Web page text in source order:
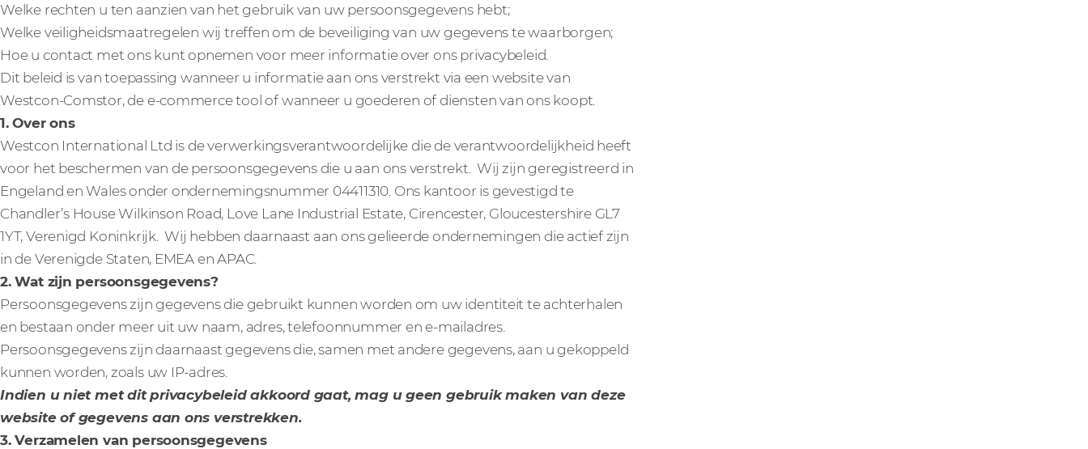
Welke rechten u ten aanzien van het gebruik van uw persoonsgegevens hebt;
Welke veiligheidsmaatregelen wij treffen om de beveiliging van uw gegevens te waarborgen;
Hoe u contact met ons kunt opnemen voor meer informatie over ons privacybeleid.
Dit beleid is van toepassing wanneer u informatie aan ons verstrekt via een website van
Westcon-Comstor, de e-commerce tool of wanneer u goederen of diensten van ons koopt.
1. Over ons
Westcon International Ltd is de verwerkingsverantwoordelijke die de verantwoordelijkheid heeft
voor het beschermen van de persoonsgegevens die u aan ons verstrekt. Wij zijn geregistreerd in
Engeland en Wales onder ondernemingsnummer 04411310. Ons kantoor is gevestigd te
Chandler’s House Wilkinson Road, Love Lane Industrial Estate, Cirencester, Gloucestershire GL7
1YT, Verenigd Koninkrijk. Wij hebben daarnaast aan ons gelieerde ondernemingen die actief zijn
in de Verenigde Staten, EMEA en APAC.
2. Wat zijn persoonsgegevens?
Persoonsgegevens zijn gegevens die gebruikt kunnen worden om uw identiteit te achterhalen
en bestaan onder meer uit uw naam, adres, telefoonnummer en e-mailadres.
Persoonsgegevens zijn daarnaast gegevens die, samen met andere gegevens, aan u gekoppeld
kunnen worden, zoals uw IP-adres.
Indien u niet met dit privacybeleid akkoord gaat, mag u geen gebruik maken van deze
website of gegevens aan ons verstrekken.
3. Verzamelen van persoonsgegevens